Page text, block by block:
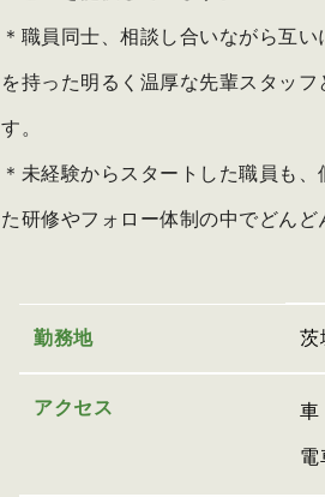
＊職員同士、相談し合いながら互
を持った明るく温厚な先輩スタッ
す。
＊未経験からスタートした職員も
た研修やフォロー体制の中でどんど
勤務地 茨
アクセス 車
電